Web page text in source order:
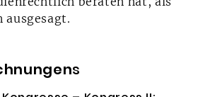
ausgesagt.
s